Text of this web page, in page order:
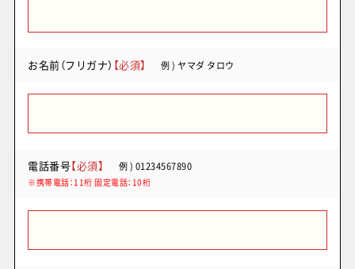
お名前（フリガナ） 【必須】 例 ) ヤマダ タロウ
電話番号【必須】 例 ) 01234567890
※携帯電話：11桁 固定電話：10桁